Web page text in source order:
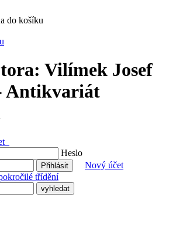
do košíku
Vilímek Josef
Antikvariát
Heslo
Nový účet
třídění